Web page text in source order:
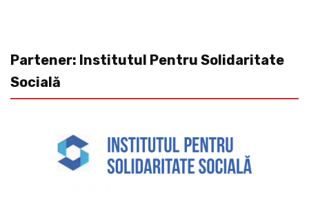
Partener: Institutul Pentru Solidaritate
Socială